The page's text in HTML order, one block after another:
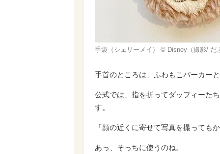
手袋（シェリーメイ） © Disney（撮影/ だ
手首のところは、ふわもこパーカー
公式では、指を折ってダッフィーた
す。
「顔の近くに寄せて写真を撮っても
あっ、そっちに使うのね。